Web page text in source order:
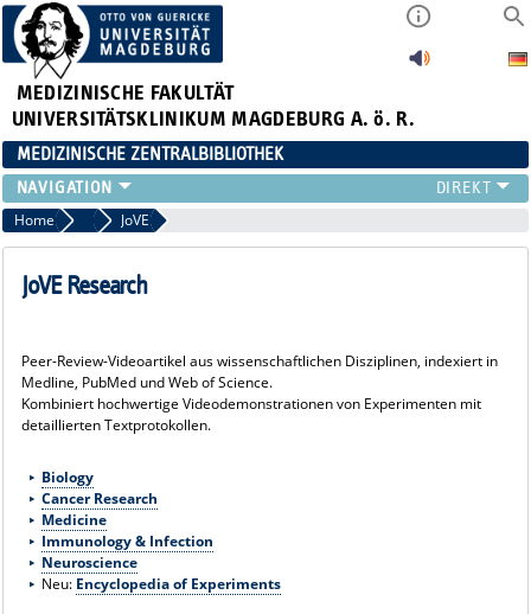
MEDIZINISCHE FAKULTÄT
UNIVERSITÄTSKLINIKUM MAGDEBURG A. ö. R.
MEDIZINISCHE ZENTRALBIBLIOTHEK
LITERATURSUCHE
SERVICE
INFORMATIONSKOMPETENZ
NEU HIER?
SUCHE A-Z
Home Datenbanken
JoVE
JoVE Research
Peer-Review-Videoartikel aus wissenschaftlichen Disziplinen, indexiert in
Medline, PubMed und Web of Science.
Kombiniert hochwertige Videodemonstrationen von Experimenten mit
detaillierten Textprotokollen.
Biology
Cancer Research
Medicine
Immunology & Infection
Neuroscience
Neu: Encyclopedia of Experiments